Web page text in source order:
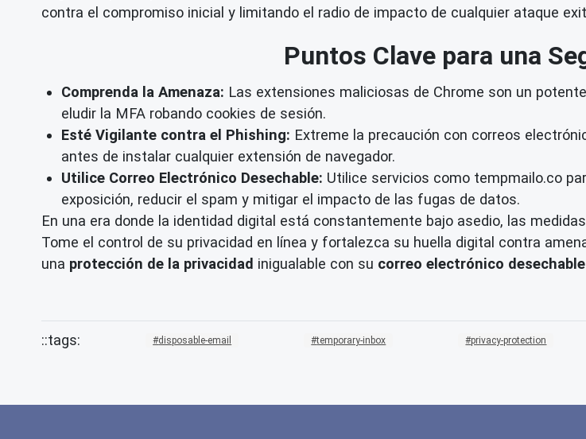
contra el compromiso inicial y limitando el radio de impacto de cualquier ataque
Puntos Clave para una
Comprenda la Amenaza: Las extensiones maliciosas de Chrome son un
eludir la MFA robando cookies de sesión.
Esté Vigilante contra el Phishing: Extreme la precaución con correos
antes de instalar cualquier extensión de navegador.
Utilice Correo Electrónico Desechable: Utilice servicios como tempmailo.co
exposición, reducir el spam y mitigar el impacto de las fugas de datos.
En una era donde la identidad digital está constantemente bajo asedio, las
Tome el control de su privacidad en línea y fortalezca su huella digital contra
una protección de la privacidad inigualable con su correo electrónico desechable
disposable-email temporary-inbox privacy-protection